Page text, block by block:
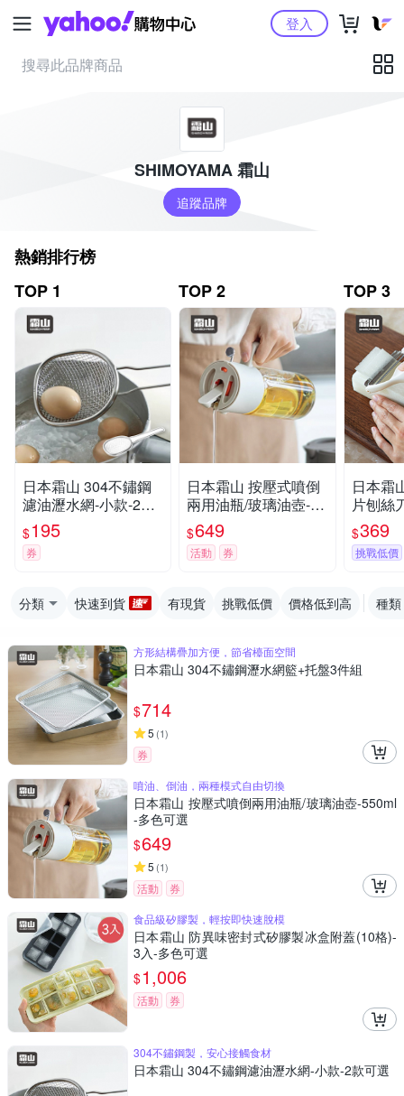
Yahoo購物中心登入
SHIMOYAMA 霜山
追蹤品牌
熱銷排行榜
TOP 1
日本霜山 304不鏽鋼
濾油瀝水網-小款-2款
可選
$195
券
TOP 2
日本霜山 按壓式噴倒
兩用油瓶/玻璃油壺-55
0ml-多色可選
$649
活動 券
TOP 3
日本霜
片刨絲
$369
挑戰低價
分類 快速到貨 有現貨 挑戰低價 價格低到高 種類
方形結構疊加方便，節省檯面空間
日本霜山 304不鏽鋼瀝水網籃+托盤3件組
$714
5 (1)
券
噴油、倒油，兩種模式自由切換
日本霜山 按壓式噴倒兩用油瓶/玻璃油壺-550ml
-多色可選
$649
5 (1)
活動
券
食品級矽膠製，輕按即快速脫模
日本霜山 防異味密封式矽膠製冰盒附蓋(10格)-
3入-多色可選
$1,006
活動 券
304不鏽鋼製，安心接觸食材
日本霜山 304不鏽鋼濾油瀝水網-小款-2款可選